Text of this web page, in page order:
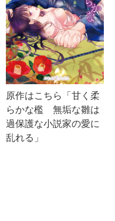
原作はこちら「甘く柔
らかな檻 無垢な雛は
過保護な小説家の愛に
乱れる」